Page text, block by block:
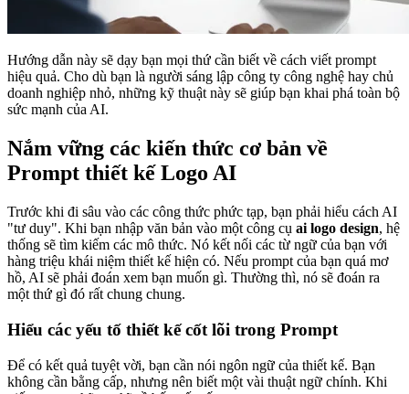
Hướng dẫn này sẽ dạy bạn mọi thứ cần biết về cách viết prompt
hiệu quả. Cho dù bạn là người sáng lập công ty công nghệ hay chủ
doanh nghiệp nhỏ, những kỹ thuật này sẽ giúp bạn khai phá toàn bộ
sức mạnh của AI.
Nắm vững các kiến thức cơ bản về
Prompt thiết kế Logo AI
Trước khi đi sâu vào các công thức phức tạp, bạn phải hiểu cách AI
"tư duy". Khi bạn nhập văn bản vào một công cụ ai logo design, hệ
thống sẽ tìm kiếm các mô thức. Nó kết nối các từ ngữ của bạn với
hàng triệu khái niệm thiết kế hiện có. Nếu prompt của bạn quá mơ
hồ, AI sẽ phải đoán xem bạn muốn gì. Thường thì, nó sẽ đoán ra
một thứ gì đó rất chung chung.
Hiểu các yếu tố thiết kế cốt lõi trong Prompt
Để có kết quả tuyệt vời, bạn cần nói ngôn ngữ của thiết kế. Bạn
không cần bằng cấp, nhưng nên biết một vài thuật ngữ chính. Khi